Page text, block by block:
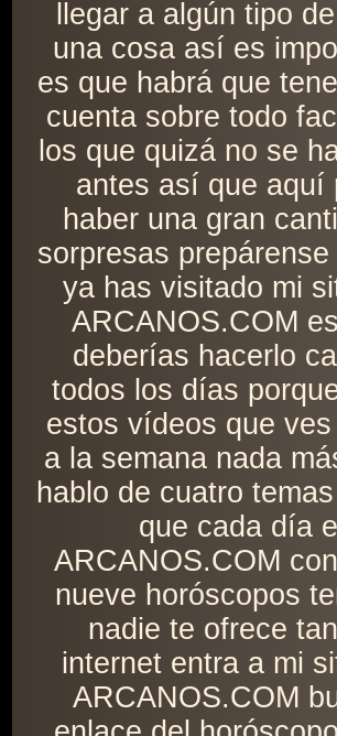
llegar a algún tipo
una cosa así es
es que habrá que
cuenta sobre todo
los que quizá no se
antes así que aquí
haber una gran
sorpresas
ya has visitado mi
ARCANOS.COM
deberías hacerlo
todos los días
estos vídeos que
a la semana nada
hablo de cuatro
que cada día
ARCANOS.COM
nueve horóscopos
nadie te ofrece
internet entra a mi
ARCANOS.COM